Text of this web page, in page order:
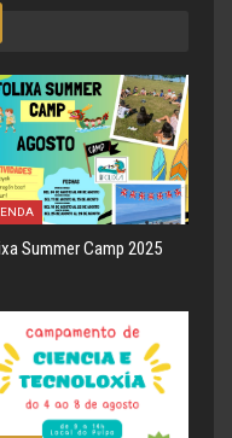
Summer Camp 2025